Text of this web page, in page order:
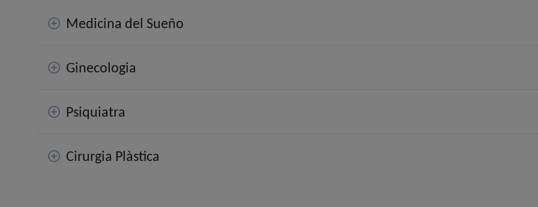
Medicina del Sueño
Ginecologia
Psiquiatra
Cirurgia Plàstica